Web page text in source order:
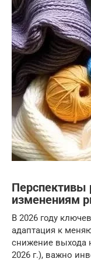
Перспективы
изменениям
В 2026 году
адаптация к
снижение выхода
2026 г.), важно